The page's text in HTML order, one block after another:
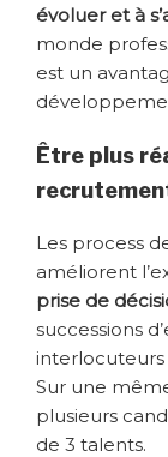
évoluer et à
monde
est un
Être plus
Les process
améliorent
prise de
successions
interlocuteurs
Sur une
plusieurs
de 3 talents.